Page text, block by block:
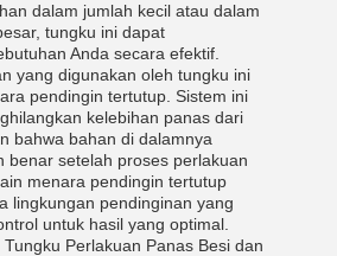
dalam jumlah kecil atau dalam
tungku ini dapat
Anda secara efektif.
yang digunakan oleh tungku ini
pendingin tertutup. Sistem ini
kelebihan panas dari
bahwa bahan di dalamnya
benar setelah proses perlakuan
menara pendingin tertutup
lingkungan pendinginan yang
untuk hasil yang optimal.
Perlakuan Panas Besi dan